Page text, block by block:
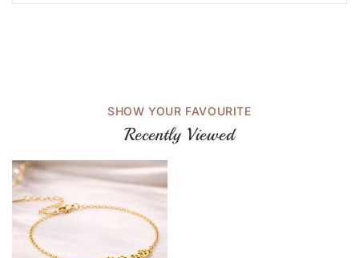
SHOW YOUR FAVOURITE
Recently Viewed